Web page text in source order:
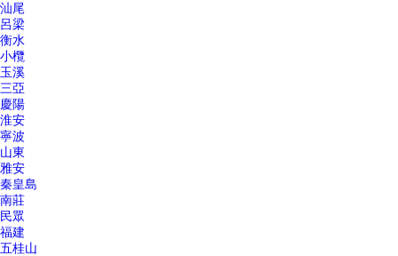
汕尾
呂梁
衡水
小欖
玉溪
三亞
慶陽
淮安
寧波
山東
雅安
秦皇島
南莊
民眾
福建
五桂山